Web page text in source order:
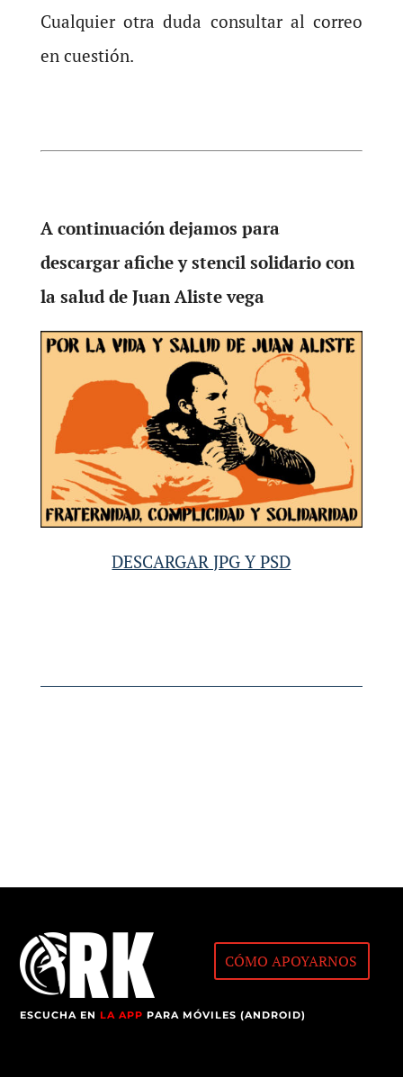
Cualquier otra duda consultar al correo
en cuestión.
A continuación dejamos para
descargar afiche y stencil solidario con
la salud de Juan Aliste vega
DESCARGAR JPG Y PSD
CÓMO APOYARNOS
ESCUCHA ENLA APP PARA MÓVILES (ANDROID)